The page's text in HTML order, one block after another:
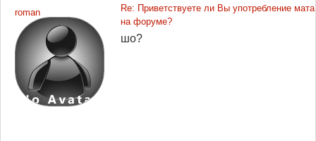
roman
Re: Приветствуете ли Вы употребление мата
на форуме?
шо?